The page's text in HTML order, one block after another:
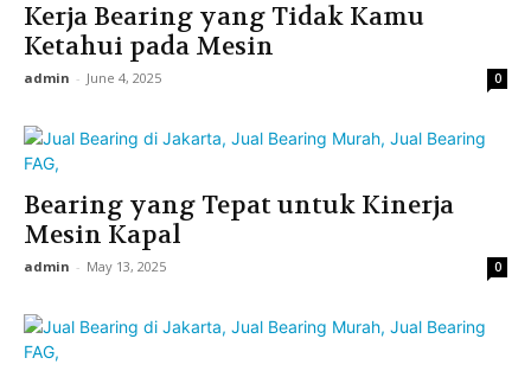
Kerja Bearing yang Tidak Kamu
Ketahui pada Mesin
admin - June 4, 2025 0
Bearing yang Tepat untuk Kinerja
Mesin Kapal
admin - May 13, 2025 0